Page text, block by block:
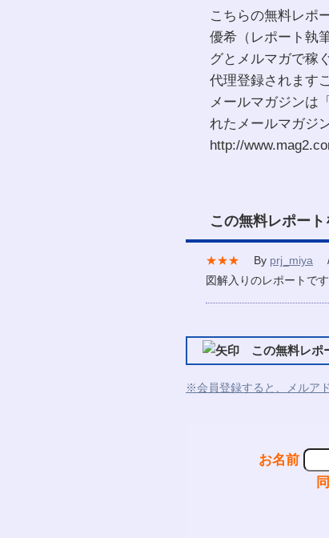
こちらの無料レポ
優希（レポート執
グとメルマガで稼
代理登録されます
メールマガジンは
れたメールマガジ
http://
この無料レポー
★★★ By prj_miya /
図解入りのレポートで
この無料レポ
※会員登録すると、メルア
お名前